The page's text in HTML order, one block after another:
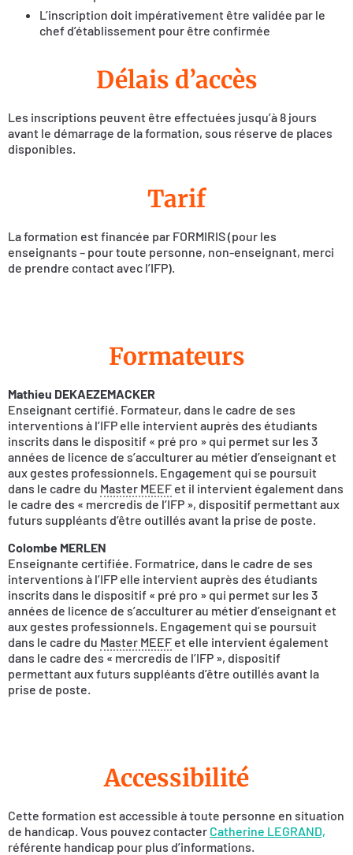
L’inscription doit impérativement être validée par le
chef d’établissement pour être confirmée
Délais d’accès
Les inscriptions peuvent être effectuées jusqu’à 8 jours
avant le démarrage de la formation, sous réserve de places
disponibles.
Tarif
La formation est financée par FORMIRIS (pour les
enseignants – pour toute personne, non-enseignant, merci
de prendre contact avec l’IFP).
Formateurs
Mathieu DEKAEZEMACKER
Enseignant certifié. Formateur, dans le cadre de ses
interventions à l’IFP elle intervient auprès des étudiants
inscrits dans le dispositif « pré pro » qui permet sur les 3
années de licence de s’acculturer au métier d’enseignant et
aux gestes professionnels. Engagement qui se poursuit
dans le cadre du Master MEEF et il intervient également dans
le cadre des « mercredis de l’IFP », dispositif permettant aux
futurs suppléants d’être outillés avant la prise de poste.
Colombe MERLEN
Enseignante certifiée. Formatrice, dans le cadre de ses
interventions à l’IFP elle intervient auprès des étudiants
inscrits dans le dispositif « pré pro » qui permet sur les 3
années de licence de s’acculturer au métier d’enseignant et
aux gestes professionnels. Engagement qui se poursuit
dans le cadre du Master MEEF et elle intervient également
dans le cadre des « mercredis de l’IFP », dispositif
permettant aux futurs suppléants d’être outillés avant la
prise de poste.
Accessibilité
Cette formation est accessible à toute personne en situation
de handicap. Vous pouvez contacter Catherine LEGRAND,
référente handicap pour plus d’informations.